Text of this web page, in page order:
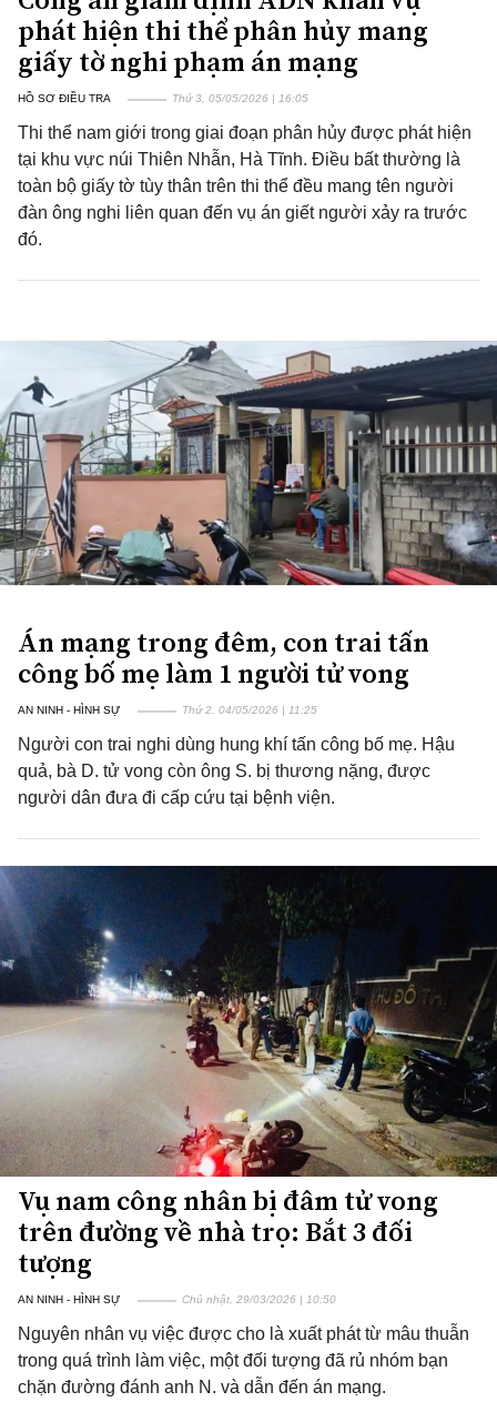
phát hiện thi thể phân hủy mang
giấy tờ nghi phạm án mạng
HỒ SƠ ĐIỀU TRA Thứ 3, 05/05/2026 | 16:05
Thi thể nam giới trong giai đoạn phân hủy được phát hiện
tại khu vực núi Thiên Nhẫn, Hà Tĩnh. Điều bất thường là
toàn bộ giấy tờ tùy thân trên thi thể đều mang tên người
đàn ông nghi liên quan đến vụ án giết người xảy ra trước
đó.
Án mạng trong đêm, con trai tấn
công bố mẹ làm 1 người tử vong
AN NINH - HÌNH SỰ Thứ 2, 04/05/2026 | 11:25
Người con trai nghi dùng hung khí tấn công bố mẹ. Hậu
quả, bà D. tử vong còn ông S. bị thương nặng, được
người dân đưa đi cấp cứu tại bệnh viện.
Vụ nam công nhân bị đâm tử vong
trên đường về nhà trọ: Bắt 3 đối
tượng
AN NINH - HÌNH SỰ Chủ nhật, 29/03/2026 | 10:50
Nguyên nhân vụ việc được cho là xuất phát từ mâu thuẫn
trong quá trình làm việc, một đối tượng đã rủ nhóm bạn
chặn đường đánh anh N. và dẫn đến án mạng.